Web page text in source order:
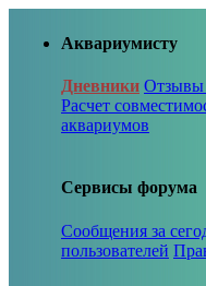
Аквариумисту
Дневники Отзывы
Расчет
аквариумов
Сервисы форума
Сообщения за
пользователей